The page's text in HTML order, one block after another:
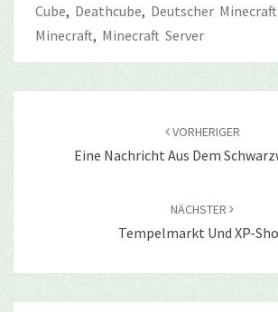
Cube, Deathcube, Deutscher
Minecraft, Minecraft Server
VORHERIGER
Eine Nachricht Aus Dem
NÄCHSTER
Tempelmarkt Und XP-